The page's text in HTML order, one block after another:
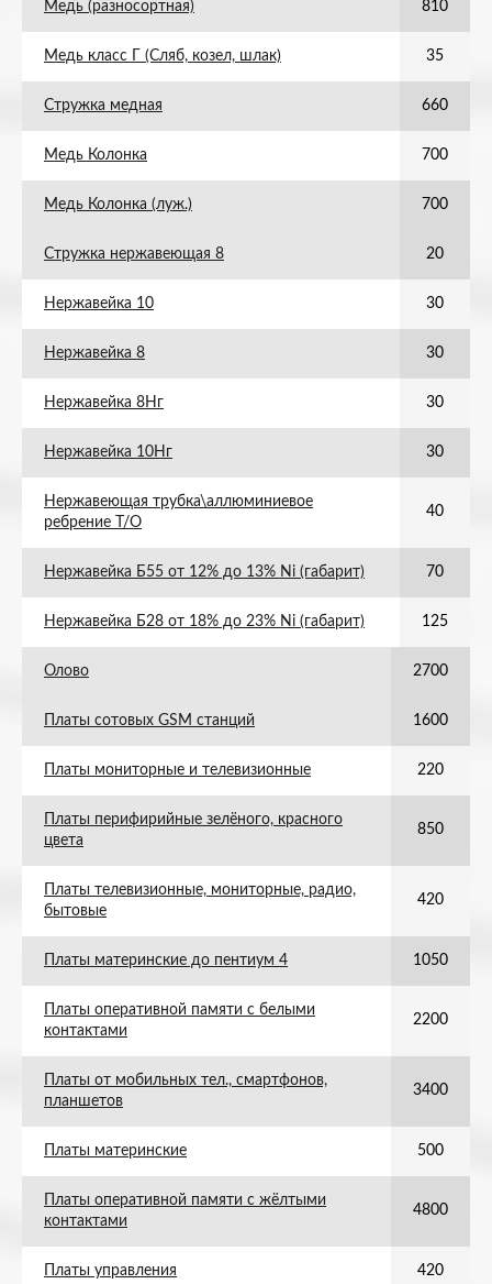
Медь (разносортная) 810
Медь класс Г (Сляб, козел, шлак) 35
Стружка медная 660
Медь Колонка 700
Медь Колонка (луж.) 700
Стружка нержавеющая 8 20
Нержавейка 10 30
Нержавейка 8 30
Нержавейка 8Нг 30
Нержавейка 10Нг 30
Нержавеющая трубка\аллюминиевое
ребрение Т/О
40
Нержавейка Б55 от 12% до 13% Ni (габарит) 70
Нержавейка Б28 от 18% до 23% Ni (габарит) 125
Олово 2700
Платы сотовых GSM станций 1600
Платы мониторные и телевизионные 220
Платы перифирийные зелёного, красного
цвета
850
Платы телевизионные, мониторные, радио,
бытовые
420
Платы материнские до пентиум 4 1050
Платы оперативной памяти с белыми
контактами
2200
Платы от мобильных тел., смартфонов,
планшетов
3400
Платы материнские 500
Платы оперативной памяти с жёлтыми
контактами
4800
Платы управления 420